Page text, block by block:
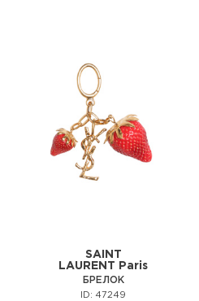
SAINT
LAURENT Paris
БРЕЛОК
ID: 47249